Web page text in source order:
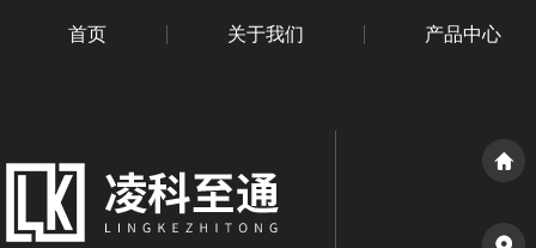
首页 关于我们 产品中心